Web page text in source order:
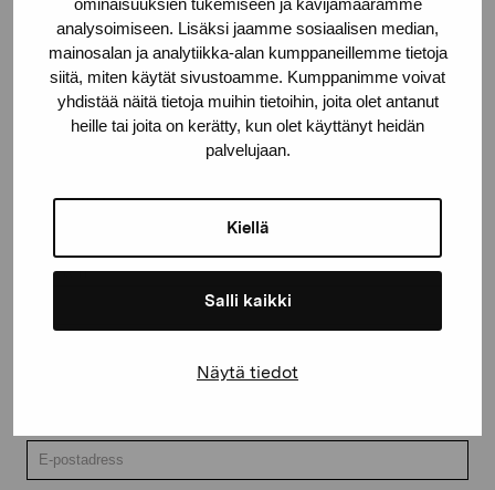
analysoimiseen. Lisäksi jaamme sosiaalisen median,
mainosalan ja analytiikka-alan kumppaneillemme tietoja
siitä, miten käytät sivustoamme. Kumppanimme voivat
yhdistää näitä tietoja muihin tietoihin, joita olet antanut
heille tai joita on kerätty, kun olet käyttänyt heidän
palvelujaan.
Kiellä
Salli kaikki
Näytä tiedot
Kontakta oss
Håll dig uppdaterad om aktuella
utställningar och evenemang
Förnamn